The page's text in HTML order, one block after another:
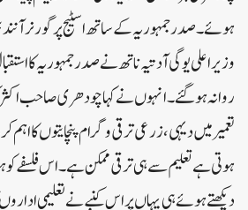
ہوئے۔ صدرجمہوریہ کے ساتھ اسٹیج پر گورنر
وزیر اعلی یوگی آدتیہ ناتھ نے صدر جمہوریہ کا
روانہ ہوگئے۔انہوں نے کہاچودھری صاحب
تعمیر میں دیہی، زرعی ترقی و گرام پنچایتوں کا اہم
ہوتی ہے تعلیم سے ہی ترقی ممکن ہے۔ اس فلسفے
دیکھتے ہوئے ہی یہاں پر اس کنبے نے تعلیمی